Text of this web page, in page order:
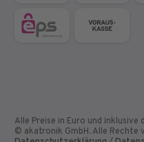
Alle Preise in Euro und
© akatronik GmbH. Alle Rechte